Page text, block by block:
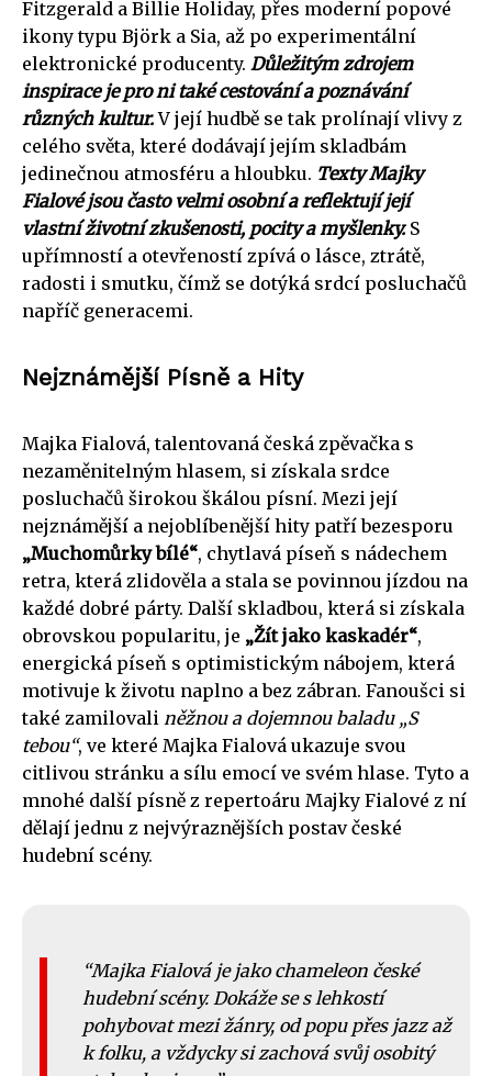
Fitzgerald a Billie Holiday, přes moderní popové
ikony typu Björk a Sia, až po experimentální
elektronické producenty. Důležitým zdrojem
inspirace je pro ni také cestování a poznávání
různých kultur.V její hudbě se tak prolínají vlivy z
celého světa, které dodávají jejím skladbám
jedinečnou atmosféru a hloubku. Texty Majky
Fialové jsou často velmi osobní a reflektují její
vlastní životní zkušenosti, pocity a myšlenky.S
upřímností a otevřeností zpívá o lásce, ztrátě,
radosti i smutku, čímž se dotýká srdcí posluchačů
napříč generacemi.
Nejznámější Písně a Hity
Majka Fialová, talentovaná česká zpěvačka s
nezaměnitelným hlasem, si získala srdce
posluchačů širokou škálou písní. Mezi její
nejznámější a nejoblíbenější hity patří bezesporu
„Muchomůrky bílé“, chytlavá píseň s nádechem
retra, která zlidověla a stala se povinnou jízdou na
každé dobré párty. Další skladbou, která si získala
obrovskou popularitu, je „Žít jako kaskadér“,
energická píseň s optimistickým nábojem, která
motivuje k životu naplno a bez zábran. Fanoušci si
také zamilovali něžnou a dojemnou baladu „S
tebou“, ve které Majka Fialová ukazuje svou
citlivou stránku a sílu emocí ve svém hlase. Tyto a
mnohé další písně z repertoáru Majky Fialové z ní
dělají jednu z nejvýraznějších postav české
hudební scény.
Majka Fialová je jako chameleon české
hudební scény. Dokáže se s lehkostí
pohybovat mezi žánry, od popu přes jazz až
k folku, a vždycky si zachová svůj osobitý